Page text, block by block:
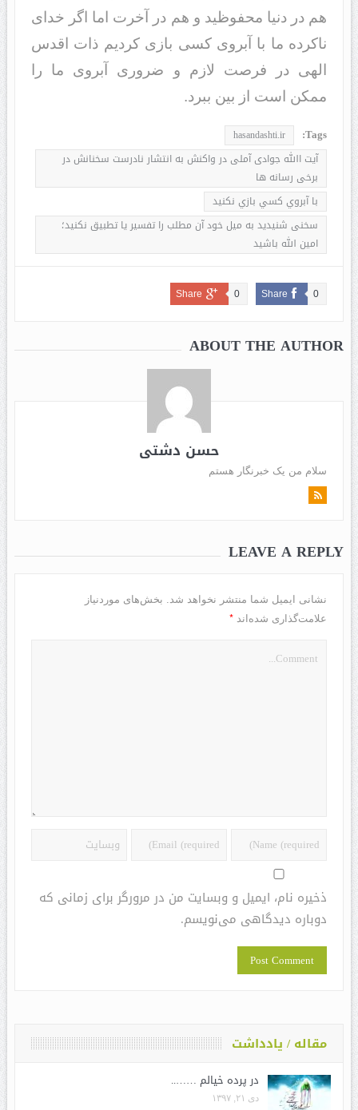
هم در دنیا محفوظید و هم در آخرت اما اگر خدای
ناکرده ما با آبروی کسی بازی کردیم ذات اقدس
الهی در فرصت لازم و ضروری آبروی ما را
ممکن است از بین ببرد.
Tags:
hasandashti.ir
آیت االله جوادی آملی در واکنش به انتشار نادرست سخنانش در
برخی رسانه ها
با آبروي كسي بازي نکنید
سخنی شنیدید به میل خود آن مطلب را تفسیر یا تطبیق نکنید؛
امین الله باشید
Share 0
Share 0
ABOUT THE AUTHOR
حسن دشتی
سلام من یک خبرنگار هستم
LEAVE A REPLY
نشانی ایمیل شما منتشر نخواهد شد.
بخش‌های موردنیاز
علامت‌گذاری شده‌اند *
ذخیره نام، ایمیل و وبسایت من در مرورگر برای زمانی که
دوباره دیدگاهی می‌نویسم.
مقاله / یادداشت
در پرده خیالم ……..
دی ۲۱, ۱۳۹۷